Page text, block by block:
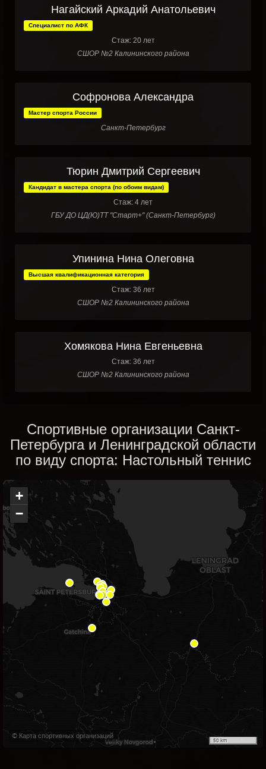
Нагайский Аркадий Анатольевич
Специалист по АФК
Стаж: 20 лет
СШОР №2 Калининского района
Софронова Александра
Мастер спорта России
Санкт-Петербург
Тюрин Дмитрий Сергеевич
Кандидат в мастера спорта (по обоим видам)
Стаж: 4 лет
ГБУ ДО ЦД(Ю)ТТ "Старт+" (Санкт-Петербург)
Упинина Нина Олеговна
Высшая квалификационная категория
Стаж: 36 лет
СШОР №2 Калининского района
Хомякова Нина Евгеньевна
Стаж: 36 лет
СШОР №2 Калининского района
Спортивные организации Санкт-
Петербурга и Ленинградской области
по виду спорта: Настольный теннис
+
−
© Карта спортивных организаций
50 km